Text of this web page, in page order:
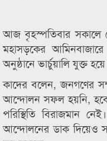
আজ বৃহস্পতিবার সকালে
মহাসড়কের
অনুষ্ঠানে ভার্চুয়ালি যুক্ত
কাদের বলেন, জনগণের
আন্দোলন সফল হয়নি,
পরিস্থিতি বিরাজমান
আন্দোলনের ডাক দিয়েও